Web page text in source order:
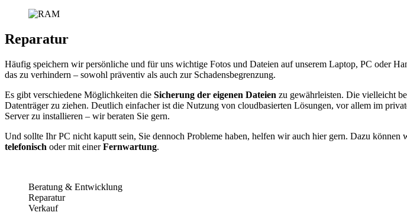
Reparatur
Häufig speichern wir persönliche und für uns wichtige Fotos und Dateien auf unserem Laptop, PC oder
das zu verhindern – sowohl präventiv als auch zur Schadensbegrenzung.
Es gibt verschiedene Möglichkeiten die Sicherung der eigenen Dateien zu gewährleisten. Die vielleicht
Datenträger zu ziehen. Deutlich einfacher ist die Nutzung von cloudbasierten Lösungen, vor allem im
Server zu installieren – wir beraten Sie gern.
Und sollte Ihr PC nicht kaputt sein, Sie dennoch Probleme haben, helfen wir auch hier gern. Dazu können
telefonisch oder mit einerFernwartung.
Beratung & Entwicklung
Reparatur
Verkauf